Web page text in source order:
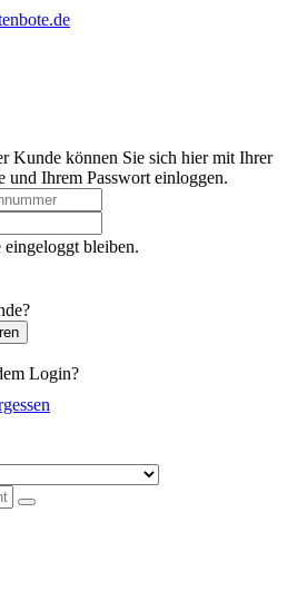
Kunde können Sie sich hier mit Ihrer
und Ihrem Passwort einloggen.
eingeloggt bleiben.
Login?